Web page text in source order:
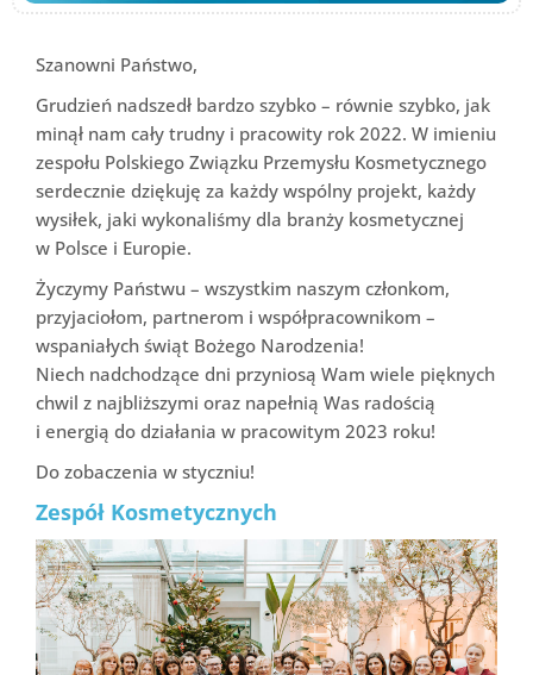
Szanowni Państwo,
Grudzień nadszedł bardzo szybko – równie szybko, jak
minął nam cały trudny i pracowity rok 2022. W imieniu
zespołu Polskiego Związku Przemysłu Kosmetycznego
serdecznie dziękuję za każdy wspólny projekt, każdy
wysiłek, jaki wykonaliśmy dla branży kosmetycznej
w Polsce i Europie.
Życzymy Państwu – wszystkim naszym członkom,
przyjaciołom, partnerom i współpracownikom –
wspaniałych świąt Bożego Narodzenia!
Niech nadchodzące dni przyniosą Wam wiele pięknych
chwil z najbliższymi oraz napełnią Was radością
i energią do działania w pracowitym 2023 roku!
Do zobaczenia w styczniu!
Zespół Kosmetycznych